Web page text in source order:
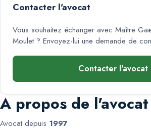
Contacter l'avocat
Vous souhaitez échanger avec Maître
Moulet? Envoyez-lui une demande de
Contacter l'avocat
A propos de l'avocat
Avocat depuis 1997